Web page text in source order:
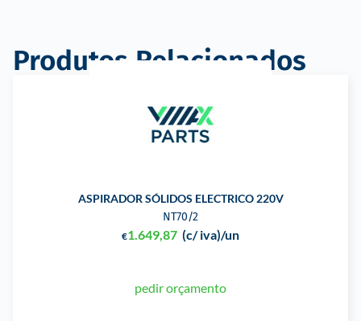
Produtos Relacionados
ASPIRADOR SÓLIDOS ELECTRICO 220V
NT70/2
€1.649,87 (c/ iva)/un
pedir orçamento